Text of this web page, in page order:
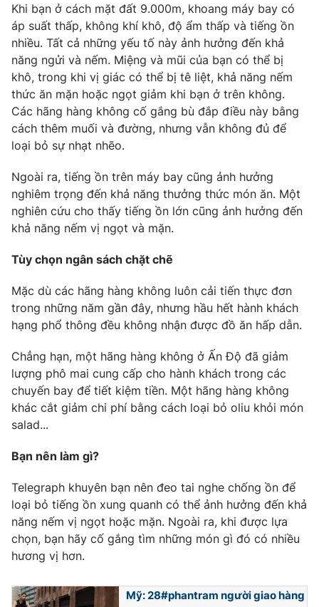
THỜI BÁO VTV
Theo dõi báo trên
Cơ quan chủ quản:Đài Truyền hình Việt Nam
Giấy phép hoạt động báo in và báo điện tử số 483/GP-BTTTT
cấp ngày 29/12/2023
Tổng Biên tập:
Vũ Thanh Thủy
Nguyễn Trọng Ninh
Ðiện thoại Thời báo VTV:024.66 897 897
Email: toasoan@vtv.vn
Liên hệ quảng cáo:
024-7300.7108
® Cấm sao chép dưới mọi hình thức nếu không có sự chấp
thuận bằng văn bản. Ghi rõ nguồn VTV.vn khi phát hành lại
thông tin từ website này.
Khi bạn ở cách mặt đất 9.000m, khoang máy bay có
áp suất thấp, không khí khô, độ ẩm thấp và tiếng ồn
nhiều. Tất cả những yếu tố này ảnh hưởng đến khả
năng ngửi và nếm. Miệng và mũi của bạn có thể bị
khô, trong khi vị giác có thể bị tê liệt, khả năng nếm
thức ăn mặn hoặc ngọt giảm khi bạn ở trên không.
Các hãng hàng không cố gắng bù đắp điều này bằng
cách thêm muối và đường, nhưng vẫn không đủ để
loại bỏ sự nhạt nhẽo.
Ngoài ra, tiếng ồn trên máy bay cũng ảnh hưởng
nghiêm trọng đến khả năng thưởng thức món ăn. Một
nghiên cứu cho thấy tiếng ồn lớn cũng ảnh hưởng đến
khả năng nếm vị ngọt và mặn.
Tùy chọn ngân sách chặt chẽ
Mặc dù các hãng hàng không luôn cải tiến thực đơn
trong những năm gần đây, nhưng hầu hết hành khách
hạng phổ thông đều không nhận được đồ ăn hấp dẫn.
Chẳng hạn, một hãng hàng không ở Ấn Độ đã giảm
lượng phô mai cung cấp cho hành khách trong các
chuyến bay để tiết kiệm tiền. Một hãng hàng không
khác cắt giảm chi phí bằng cách loại bỏ oliu khỏi món
salad...
Bạn nên làm gì?
Telegraph khuyên bạn nên đeo tai nghe chống ồn để
loại bỏ tiếng ồn xung quanh có thể ảnh hưởng đến khả
năng nếm vị ngọt hoặc mặn. Ngoài ra, khi được lựa
chọn, bạn hãy cố gắng tìm những món gì đó có nhiều
hương vị hơn.
Mỹ: 28#phantram người giao hàng